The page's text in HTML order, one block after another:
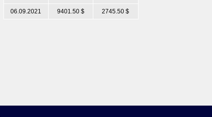
06.09.2021 9401.50 $ 2745.50 $